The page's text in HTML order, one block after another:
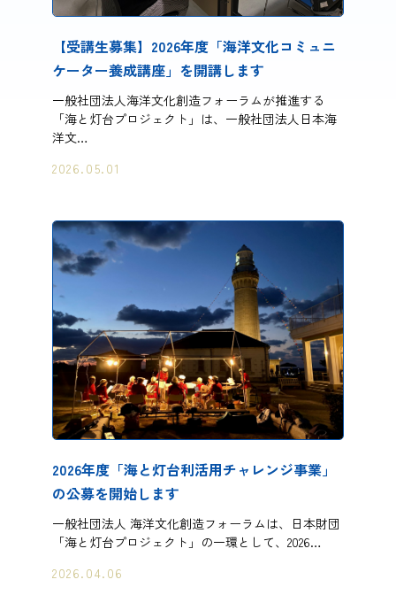
【受講生募集】2026年度「​海洋文化コミュニ
ケーター養成講座」を開講します
一般社団法人海洋文化創造フォーラムが推進する
「海と灯台プロジェクト」は、一般社団法人日本海
洋文…
2026.05.01
2026年度「海と灯台利活用チャレンジ事業」
の公募を開始します
一般社団法人 海洋文化創造フォーラムは、日本財団
「海と灯台プロジェクト」の一環として、2026…
2026.04.06